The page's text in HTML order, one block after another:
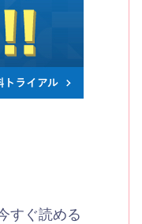
すぐ読める